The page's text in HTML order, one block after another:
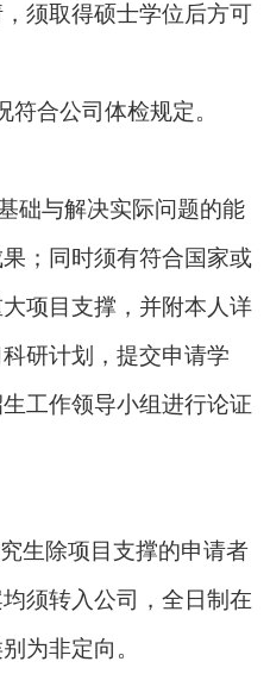
须取得硕士学位后方可
符合公司体检规定。
础与解决实际问题的能
；同时须有符合国家或
项目支撑，并附本人详
研计划，提交申请学
工作领导小组进行论证
生除项目支撑的申请者
须转入公司，全日制在
为非定向。